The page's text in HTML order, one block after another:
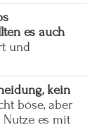
es auch
und
kein
böse, aber
es mit